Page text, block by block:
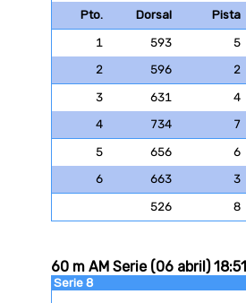
Pto. Dorsal Pista
1
593 5
2
596 2
3
631 4
4
734 7
5
656 6
6
663 3
526
8
Serie 8
60 m AM Serie (06 abril) 18:51